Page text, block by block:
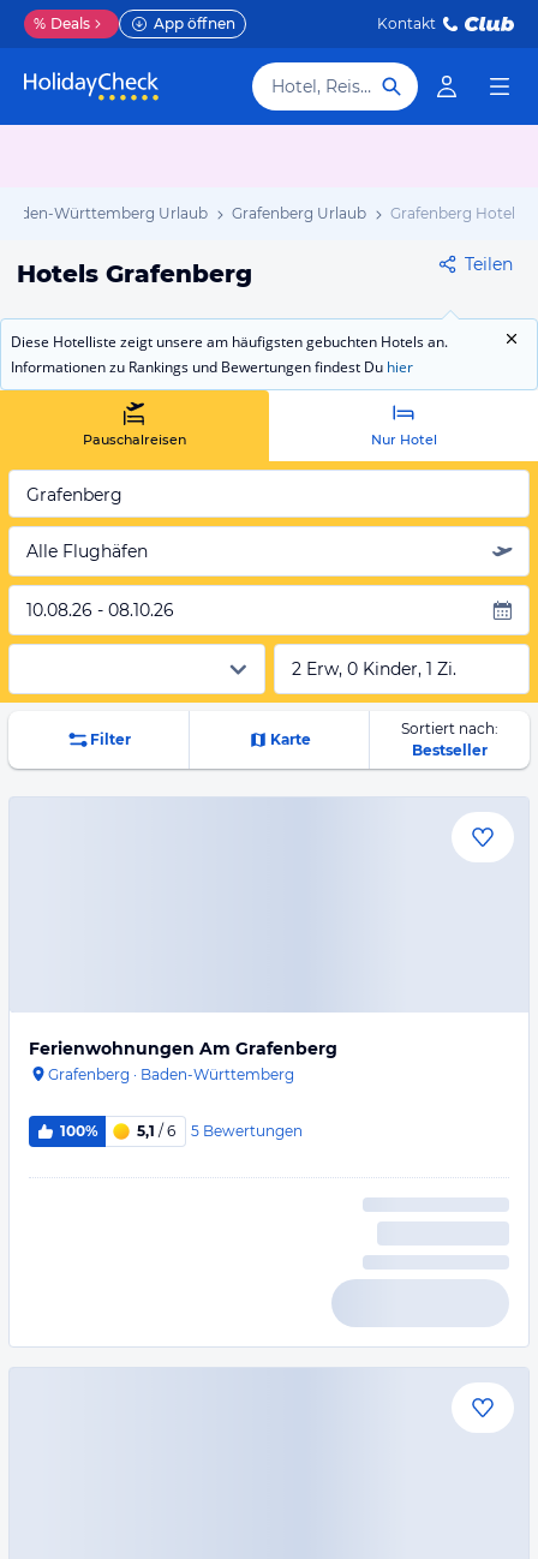
% Deals App öffnen Kontakt
Hotel, Reiseziel
Baden-Württemberg Urlaub Grafenberg Urlaub Grafenberg Hotels
Hotels Grafenberg Teilen
Diese Hotelliste zeigt unsere am häufigsten gebuchten Hotels an.
Informationen zu Rankings und Bewertungen findest Du hier
Pauschalreisen Nur Hotel
Grafenberg
Alle Flughäfen
10.08.26 - 08.10.26
2 Erw, 0 Kinder, 1 Zi.
Filter Karte
Sortiert nach:
Bestseller
Ferienwohnungen Am Grafenberg
Grafenberg · Baden-Württemberg
100% 5,1 / 6 5 Bewertungen